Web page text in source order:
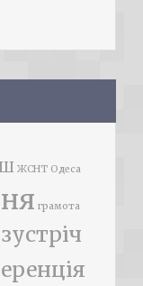
ЖСНТ Одеса
грамота
зустріч